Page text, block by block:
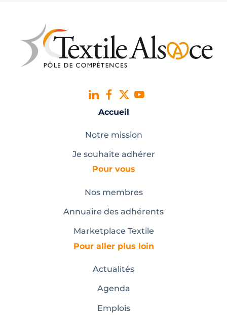
Accueil
Notre mission
Je souhaite adhérer
Pour vous
Nos membres
Annuaire des adhérents
Marketplace Textile
Pour aller plus loin
Actualités
Agenda
Emplois